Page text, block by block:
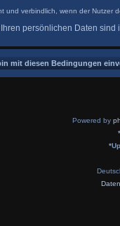
und verbindlich, wenn der Nutzer
persönlichen Daten sind
Powered by
*
*